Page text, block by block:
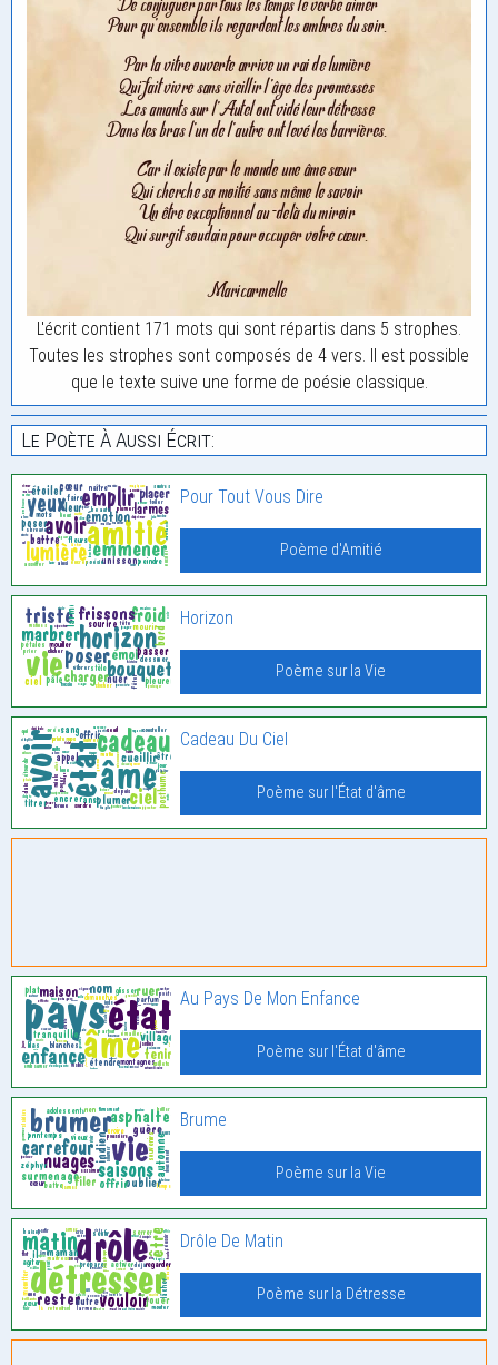
L'écrit contient 171 mots qui sont répartis dans 5 strophes.
Toutes les strophes sont composés de 4 vers. Il est possible
que le texte suive une forme de poésie classique.
Le Poète À Aussi Écrit:
Pour Tout Vous Dire
Poème d'Amitié
Horizon
Poème sur la Vie
Cadeau Du Ciel
Poème sur l'État d'âme
Au Pays De Mon Enfance
Poème sur l'État d'âme
Brume
Poème sur la Vie
Drôle De Matin
Poème sur la Détresse